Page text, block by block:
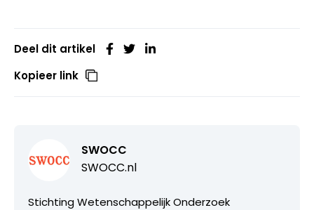
Deel dit artikel
Kopieer link
SWOCC
SWOCC.nl
Stichting Wetenschappelijk Onderzoek